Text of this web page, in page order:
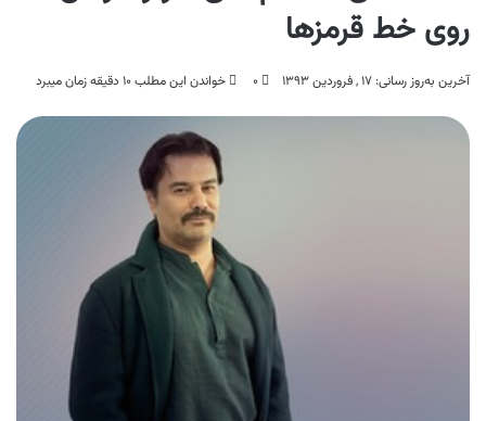
روی خط قرمزها
آخرین به‌روز رسانی: ۱۷ , فروردین ۱۳۹۳ ۰ خواندن این مطلب ۱۰ دقیقه زمان میبرد